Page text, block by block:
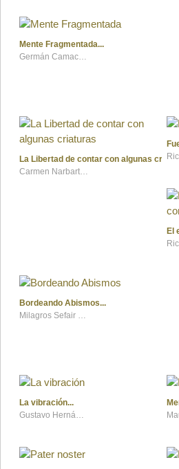
Mente Fragmentada
Germán Camacho López
La Libertad de contar con algunas
Carmen Narbarte del Pozo
El
Bordeando Abismos
Milagros Sefair Vernengo
La vibración
Gustavo Hernández González